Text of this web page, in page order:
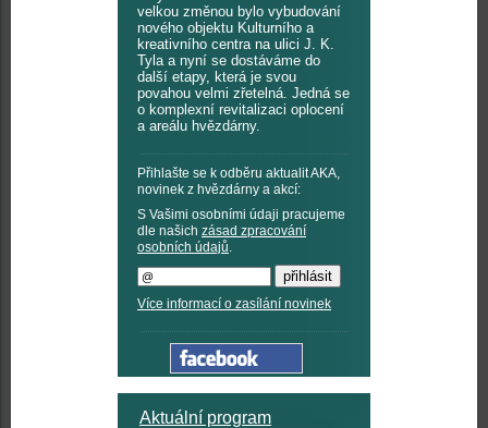
velkou změnou bylo vybudování
nového objektu Kulturního a
kreativního centra na ulici J. K.
Tyla a nyní se dostáváme do
další etapy, která je svou
povahou velmi zřetelná. Jedná se
o komplexní revitalizaci oplocení
a areálu hvězdárny.
Přihlašte se k odběru aktualit AKA,
novinek z hvězdárny a akcí:
S Vašimi osobními údaji pracujeme
dle našich zásad zpracování
osobních údajů.
Více informací o zasílání novinek
Aktuální program